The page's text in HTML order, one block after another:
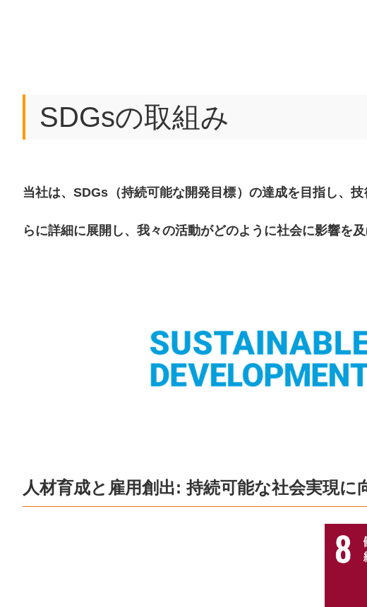
SDGsの取組み
当社は、SDGs（持続可能な開発目標）の達成を目指し、
らに詳細に展開し、我々の活動がどのように社会に影響を
人材育成と雇用創出: 持続可能な社会実現に